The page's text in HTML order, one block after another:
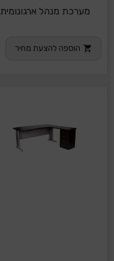
מערכת מנהל ארגונומית
הוספה להצעת מחיר